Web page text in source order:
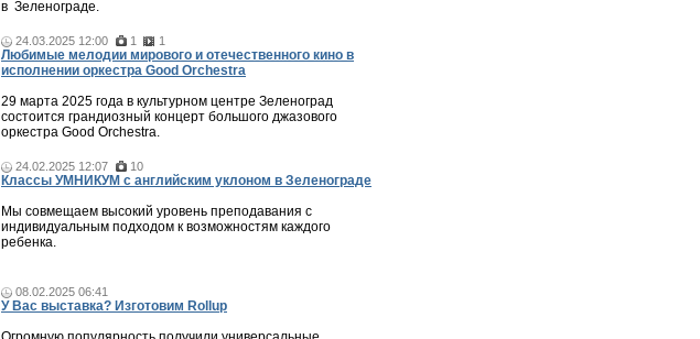
в Зеленограде.
24.03.2025 12:00 1 1
Любимые мелодии мирового и отечественного кино в
исполнении оркестра Good Orchestra
29 марта 2025 года в культурном центре Зеленоград
состоится грандиозный концерт большого джазового
оркестра Good Orchestra.
24.02.2025 12:07 10
Классы УМНИКУМ с английским уклоном в Зеленограде
Мы совмещаем высокий уровень преподавания с
индивидуальным подходом к возможностям каждого
ребенка.
08.02.2025 06:41
У Вас выставка? Изготовим Rollup